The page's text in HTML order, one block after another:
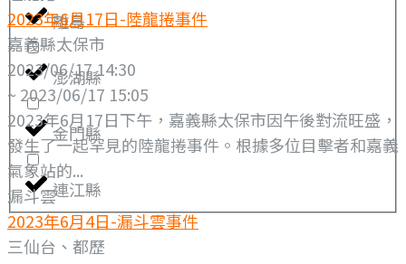
離島
澎湖縣
金門縣
連江縣
2023年6月17日-陸龍捲事件
嘉義縣太保市
2023/06/17 14:30
~ 2023/06/17 15:05
2023年6月17日下午，嘉義縣太保市因午後對流旺盛，
發生了一起罕見的陸龍捲事件。根據多位目擊者和嘉義
氣象站的...
漏斗雲
2023年6月4日-漏斗雲事件
三仙台、都歷